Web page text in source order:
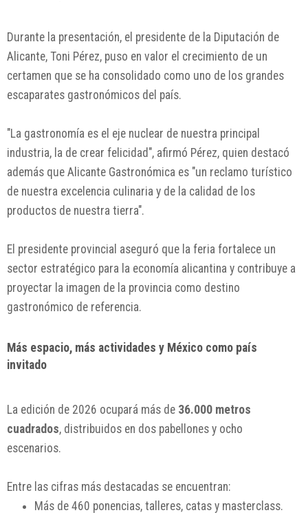
Durante la presentación, el presidente de la Diputación de
Alicante, Toni Pérez, puso en valor el crecimiento de un
certamen que se ha consolidado como uno de los grandes
escaparates gastronómicos del país.
"La gastronomía es el eje nuclear de nuestra principal
industria, la de crear felicidad", afirmó Pérez, quien destacó
además que Alicante Gastronómica es "un reclamo turístico
de nuestra excelencia culinaria y de la calidad de los
productos de nuestra tierra".
El presidente provincial aseguró que la feria fortalece un
sector estratégico para la economía alicantina y contribuye a
proyectar la imagen de la provincia como destino
gastronómico de referencia.
Más espacio, más actividades y México como país
invitado
La edición de 2026 ocupará más de 36.000 metros
cuadrados, distribuidos en dos pabellones y ocho
escenarios.
Entre las cifras más destacadas se encuentran:
Más de 460 ponencias, talleres, catas y masterclass.